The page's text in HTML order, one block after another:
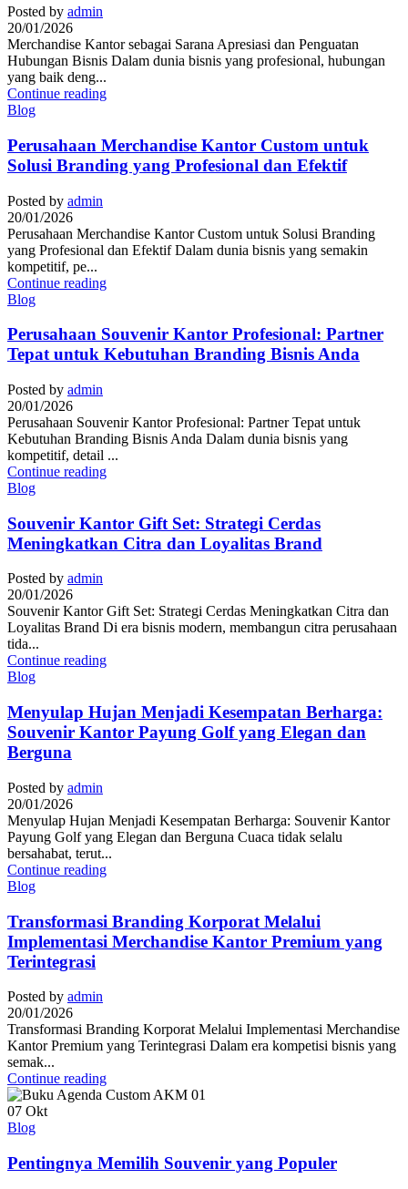
Posted by admin
20/01/2026
Merchandise Kantor sebagai Sarana Apresiasi dan Penguatan
Hubungan Bisnis Dalam dunia bisnis yang profesional, hubungan
yang baik deng...
Continue reading
Blog
Perusahaan Merchandise Kantor Custom untuk
Solusi Branding yang Profesional dan Efektif
Posted by admin
20/01/2026
Perusahaan Merchandise Kantor Custom untuk Solusi Branding
yang Profesional dan Efektif Dalam dunia bisnis yang semakin
kompetitif, pe...
Continue reading
Blog
Perusahaan Souvenir Kantor Profesional: Partner
Tepat untuk Kebutuhan Branding Bisnis Anda
Posted by admin
20/01/2026
Perusahaan Souvenir Kantor Profesional: Partner Tepat untuk
Kebutuhan Branding Bisnis Anda Dalam dunia bisnis yang
kompetitif, detail ...
Continue reading
Blog
Souvenir Kantor Gift Set: Strategi Cerdas
Meningkatkan Citra dan Loyalitas Brand
Posted by admin
20/01/2026
Souvenir Kantor Gift Set: Strategi Cerdas Meningkatkan Citra dan
Loyalitas Brand Di era bisnis modern, membangun citra perusahaan
tida...
Continue reading
Blog
Menyulap Hujan Menjadi Kesempatan Berharga:
Souvenir Kantor Payung Golf yang Elegan dan
Berguna
Posted by admin
20/01/2026
Menyulap Hujan Menjadi Kesempatan Berharga: Souvenir Kantor
Payung Golf yang Elegan dan Berguna Cuaca tidak selalu
bersahabat, terut...
Continue reading
Blog
Transformasi Branding Korporat Melalui
Implementasi Merchandise Kantor Premium yang
Terintegrasi
Posted by admin
20/01/2026
Transformasi Branding Korporat Melalui Implementasi Merchandise
Kantor Premium yang Terintegrasi Dalam era kompetisi bisnis yang
semak...
Continue reading
07 Okt
Blog
Pentingnya Memilih Souvenir yang Populer